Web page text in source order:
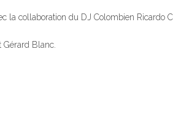
la collaboration du DJ Colombien Ricardo
Gérard Blanc.